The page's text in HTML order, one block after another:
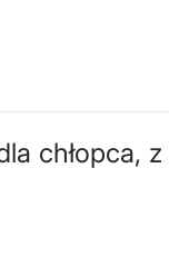
chłopca, z